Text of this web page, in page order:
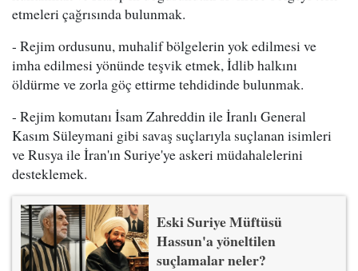
etmeleri çağrısında bulunmak.
- Rejim ordusunu, muhalif bölgelerin yok edilmesi ve
imha edilmesi yönünde teşvik etmek, İdlib halkını
öldürme ve zorla göç ettirme tehdidinde bulunmak.
- Rejim komutanı İsam Zahreddin ile İranlı General
Kasım Süleymani gibi savaş suçlarıyla suçlanan isimleri
ve Rusya ile İran'ın Suriye'ye askeri müdahalelerini
desteklemek.
Eski Suriye Müftüsü
Hassun'a yöneltilen
suçlamalar neler?